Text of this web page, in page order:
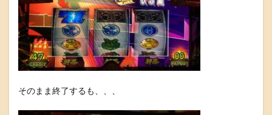
そのまま終了するも、、、